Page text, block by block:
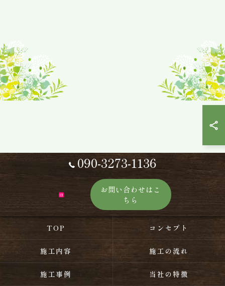
090-3273-1136
お問い合わせはこ
ちら
TOP コンセプト
施工内容 施工の流れ
施工事例 当社の特徴